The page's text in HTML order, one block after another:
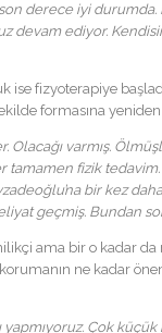
derece iyi
devam ediyor.
ise fizyoterapiye
formasına
varmış.
fizik
bir kez
geçmiş. Bundan
ama bir o kadar
ne kadar
yapmıyoruz. Çok